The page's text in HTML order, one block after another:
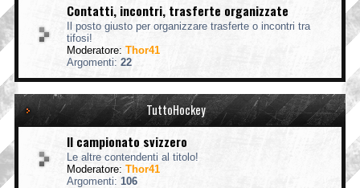
Contatti, incontri, trasferte organizzate
Il posto giusto per organizzare trasferte o incontri tra
tifosi!
Moderatore: Thor41
Argomenti: 22
TuttoHockey
Il campionato svizzero
Le altre contendenti al titolo!
Moderatore: Thor41
Argomenti: 106